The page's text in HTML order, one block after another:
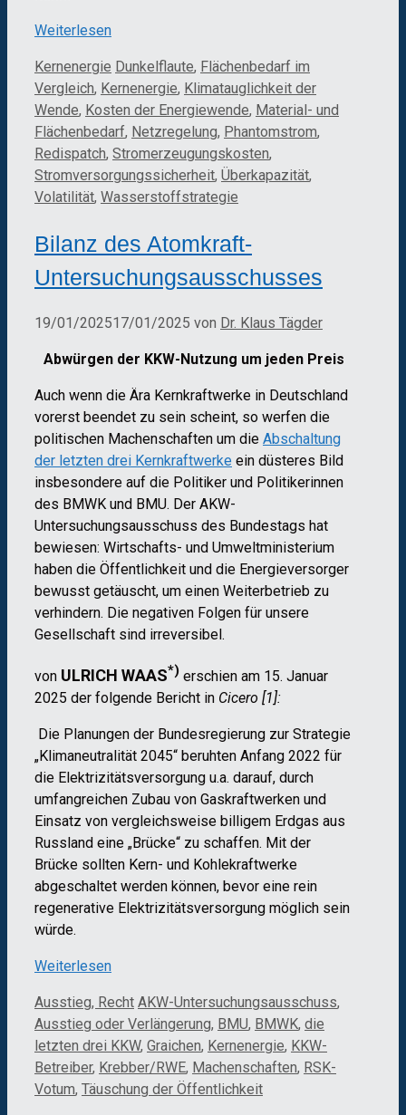
Weiterlesen
Kategorien
Kernenergie Schlagwörter
Dunkelflaute, Flächenbedarf im
Vergleich, Kernenergie, Klimatauglichkeit der
Wende, Kosten der Energiewende, Material- und
Flächenbedarf, Netzregelung, Phantomstrom,
Redispatch, Stromerzeugungskosten,
Stromversorgungssicherheit, Überkapazität,
Volatilität, Wasserstoffstrategie
Bilanz des Atomkraft-
Untersuchungsausschusses
19/01/202517/01/2025 von Dr. Klaus Tägder
Abwürgen der KKW-Nutzung um jeden Preis
Auch wenn die Ära Kernkraftwerke in Deutschland
vorerst beendet zu sein scheint, so werfen die
politischen Machenschaften um die Abschaltung
der letzten drei Kernkraftwerke ein düsteres Bild
insbesondere auf die Politiker und Politikerinnen
des BMWK und BMU. Der AKW-
Untersuchungsausschuss des Bundestags hat
bewiesen: Wirtschafts- und Umweltministerium
haben die Öffentlichkeit und die Energieversorger
bewusst getäuscht, um einen Weiterbetrieb zu
verhindern. Die negativen Folgen für unsere
Gesellschaft sind irreversibel.
von ULRICH WAAS*) erschien am 15. Januar
2025 der folgende Bericht in Cicero [1]:
Die Planungen der Bundesregierung zur Strategie
„Klimaneutralität 2045“ beruhten Anfang 2022 für
die Elektrizitätsversorgung u.a. darauf, durch
umfangreichen Zubau von Gaskraftwerken und
Einsatz von vergleichsweise billigem Erdgas aus
Russland eine „Brücke“ zu schaffen. Mit der
Brücke sollten Kern- und Kohlekraftwerke
abgeschaltet werden können, bevor eine rein
regenerative Elektrizitätsversorgung möglich sein
würde.
Weiterlesen
Kategorien
Ausstieg, Recht Schlagwörter
AKW-Untersuchungsausschuss,
Ausstieg oder Verlängerung, BMU, BMWK, die
letzten drei KKW, Graichen, Kernenergie, KKW-
Betreiber, Krebber/RWE, Machenschaften, RSK-
Votum, Täuschung der Öffentlichkeit